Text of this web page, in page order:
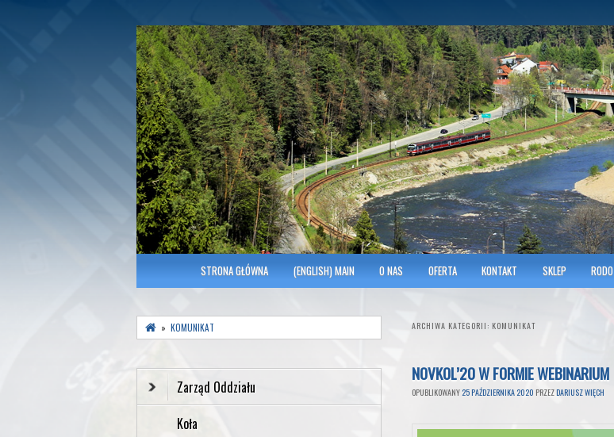
SITK RP Oddział w KRAKOWIE
Polish Association of Engineers & Technicians of Transportation
MENU GŁÓWNESTRONA GŁÓWNA (ENGLISH) MAIN O NAS OFERTA KONTAKT SKLEP RODO
ARCHIWA KATEGORII: KOMUNIKAT
NOVKOL’20 W FORMIE WEBINARIUM
OPUBLIKOWANY 25 PAŹDZIERNIKA 2020 PRZEZDARIUSZ WIĘCH
» KOMUNIKAT
Zarząd Oddziału
Koła